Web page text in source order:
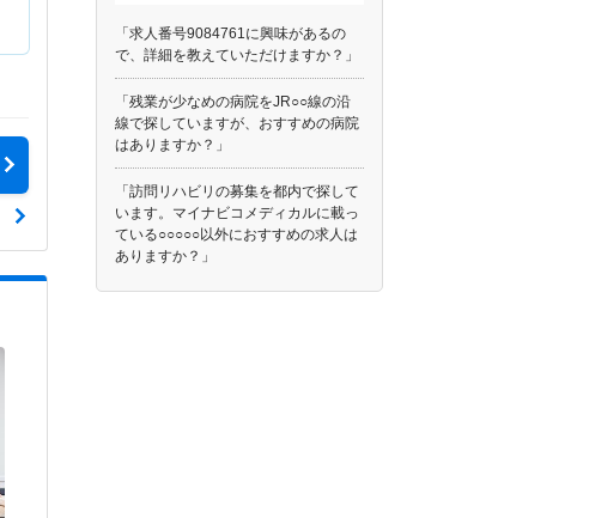
「求人番号9084761に興味があるの
で、詳細を教えていただけますか？」
「残業が少なめの病院をJR○○線の沿
線で探していますが、おすすめの病院
はありますか？」
「訪問リハビリの募集を都内で探して
います。マイナビコメディカルに載っ
ている○○○○○以外におすすめの求人は
ありますか？」